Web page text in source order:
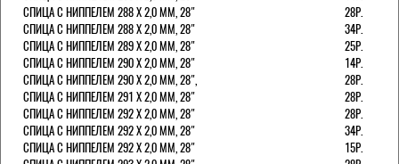
СПИЦА С НИППЕЛЕМ 288 Х 2,0 ММ, 28"
28Р.
СПИЦА С НИППЕЛЕМ 288 Х 2,0 ММ, 28"
34Р.
СПИЦА С НИППЕЛЕМ 289 Х 2,0 ММ, 28"
25Р.
СПИЦА С НИППЕЛЕМ 290 Х 2,0 ММ, 28"
14Р.
СПИЦА С НИППЕЛЕМ 290 Х 2,0 ММ, 28",
28Р.
СПИЦА С НИППЕЛЕМ 291 Х 2,0 ММ, 28"
28Р.
СПИЦА С НИППЕЛЕМ 292 Х 2,0 ММ, 28"
28Р.
СПИЦА С НИППЕЛЕМ 292 Х 2,0 ММ, 28"
34Р.
СПИЦА С НИППЕЛЕМ 292 Х 2,0 ММ, 28"
15Р.